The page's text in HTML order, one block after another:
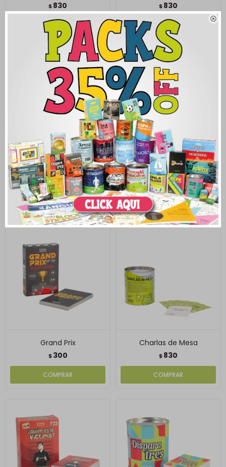

$830 $830
Ángeles y Demonios
$740
Piedra Papel Tijera
$300
Grand Prix
$ 300
Charlas de Mesa
$830